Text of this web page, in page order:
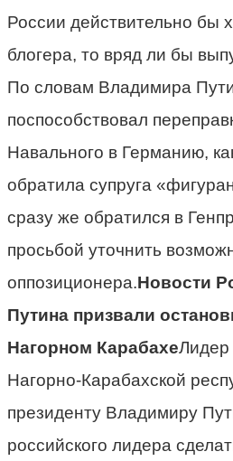
России действительно бы
блогера, то вряд ли бы
По словам Владимира
поспособствовал
Навального в Германию,
обратила супруга
сразу же обратился в
просьбой уточнить
оппозиционера.Новости
Путина призвали
Нагорном КарабахеЛидер
Нагорно-Карабахской
президенту Владимиру
российского лидера